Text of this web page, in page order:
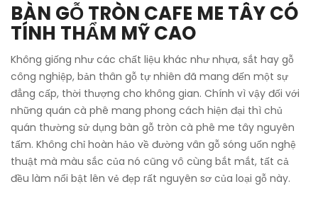
BÀN GỖ TRÒN CAFE ME TÂY CÓ
TÍNH THẨM MỸ CAO
Không giống như các chất liệu khác như nhựa, sắt hay gỗ
công nghiệp, bản thân gỗ tự nhiên đã mang đến một sự
đẳng cấp, thời thượng cho không gian. Chính vì vậy đối với
những quán cà phê mang phong cách hiện đại thì chủ
quán thường sử dụng bàn gỗ tròn cà phê me tây nguyên
tấm. Không chỉ hoàn hảo về đường vân gỗ sóng uốn nghệ
thuật mà màu sắc của nó cũng vô cùng bắt mắt, tất cả
đều làm nổi bật lên vẻ đẹp rất nguyên sơ của loại gỗ này.